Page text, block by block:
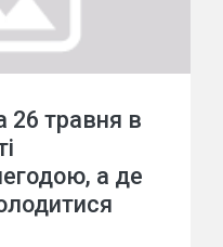
26 травня в
а де